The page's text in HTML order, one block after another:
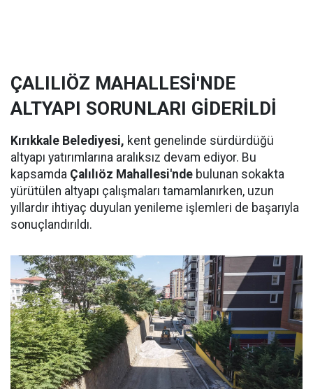
ÇALILIÖZ MAHALLESİ'NDE
ALTYAPI SORUNLARI GİDERİLDİ
Kırıkkale Belediyesi, kent genelinde sürdürdüğü
altyapı yatırımlarına aralıksız devam ediyor. Bu
kapsamda Çalılıöz Mahallesi'nde bulunan sokakta
yürütülen altyapı çalışmaları tamamlanırken, uzun
yıllardır ihtiyaç duyulan yenileme işlemleri de başarıyla
sonuçlandırıldı.